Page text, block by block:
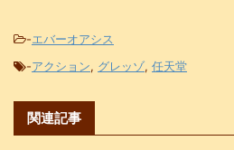
-エバーオアシス
-アクション, グレッゾ, 任天堂
関連記事